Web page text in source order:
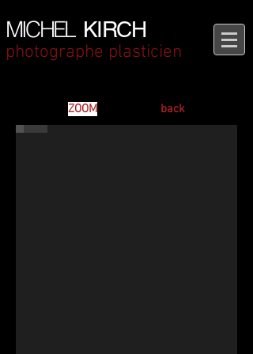
MICHEL KIRCH
photographe plasticien
ZOOM back
Michel Kirch Le grand photographe